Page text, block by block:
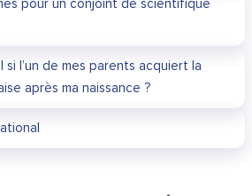
pour un conjoint de scientifique
l’un de mes parents acquiert la
après ma naissance ?